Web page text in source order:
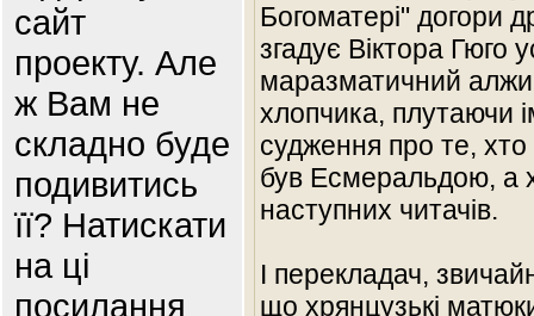
сайт
проекту. Але
ж Вам не
складно буде
подивитись
її? Натискати
на ці
посилання
Богоматері" догори
згадує Віктора Гюго
маразматичний
хлопчика, плутаючи
судження про те,
був Есмеральдою, а
наступних читачів.
І перекладач,
що хрянцузькі